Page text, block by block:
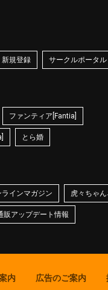
新規登録 サークルポータル
ファンティア[Fantia]
とら婚
ラインマガジン 虎々ちゃ
販アップデート情報
内 広告のご案内